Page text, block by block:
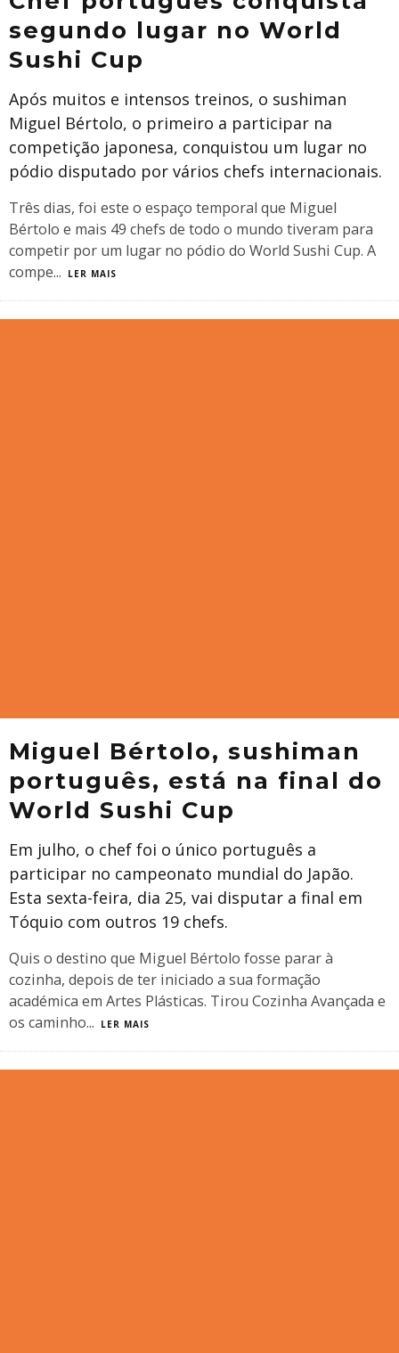
segundo lugar no World
Sushi Cup
Após muitos e intensos treinos, o sushiman
Miguel Bértolo, o primeiro a participar na
competição japonesa, conquistou um lugar no
pódio disputado por vários chefs internacionais.
Três dias, foi este o espaço temporal que Miguel
Bértolo e mais 49 chefs de todo o mundo tiveram para
competir por um lugar no pódio do World Sushi Cup. A
compe... LER MAIS
Miguel Bértolo, sushiman
português, está na final do
World Sushi Cup
Em julho, o chef foi o único português a
participar no campeonato mundial do Japão.
Esta sexta-feira, dia 25, vai disputar a final em
Tóquio com outros 19 chefs.
Quis o destino que Miguel Bértolo fosse parar à
cozinha, depois de ter iniciado a sua formação
académica em Artes Plásticas. Tirou Cozinha Avançada e
os caminho... LER MAIS